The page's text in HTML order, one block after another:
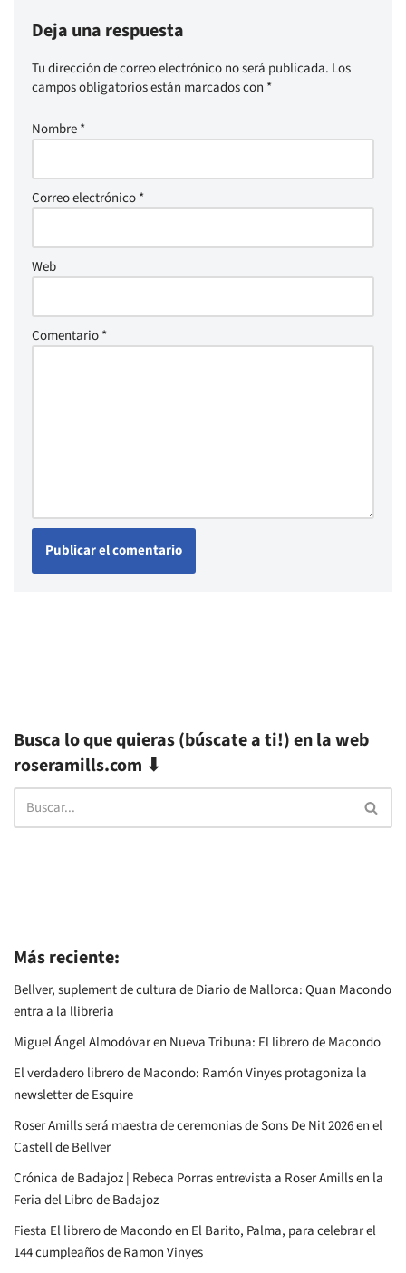
Deja una respuesta
Tu dirección de correo electrónico no será publicada. Los
campos obligatorios están marcados con *
Nombre*
Correo electrónico*
Web
Comentario*
Busca lo que quieras (búscate a ti!) en la web
roseramills.com ⬇
Más reciente:
Bellver, suplement de cultura de Diario de Mallorca: Quan Macondo
entra a la llibreria
Miguel Ángel Almodóvar en Nueva Tribuna: El librero de Macondo
El verdadero librero de Macondo: Ramón Vinyes protagoniza la
newsletter de Esquire
Roser Amills será maestra de ceremonias de Sons De Nit 2026 en el
Castell de Bellver
Crónica de Badajoz | Rebeca Porras entrevista a Roser Amills en la
Feria del Libro de Badajoz
Fiesta El librero de Macondo en El Barito, Palma, para celebrar el
144 cumpleaños de Ramon Vinyes